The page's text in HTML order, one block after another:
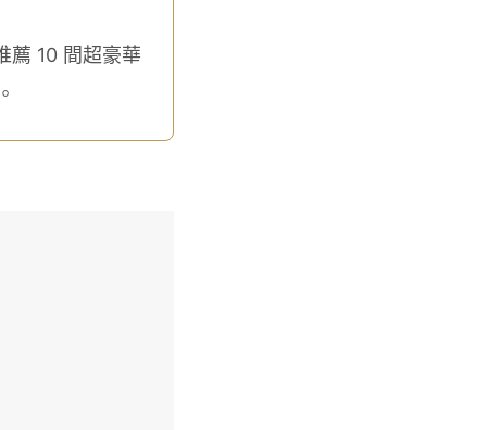
薦 10 間超豪華